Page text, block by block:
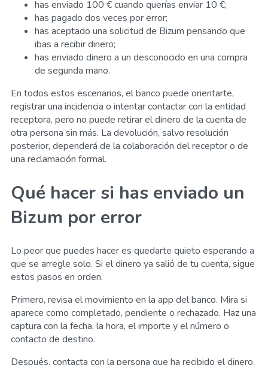
has enviado 100 € cuando querías enviar 10 €;
has pagado dos veces por error;
has aceptado una solicitud de Bizum pensando que
ibas a recibir dinero;
has enviado dinero a un desconocido en una compra
de segunda mano.
En todos estos escenarios, el banco puede orientarte,
registrar una incidencia o intentar contactar con la entidad
receptora, pero no puede retirar el dinero de la cuenta de
otra persona sin más. La devolución, salvo resolución
posterior, dependerá de la colaboración del receptor o de
una reclamación formal.
Qué hacer si has enviado un
Bizum por error
Lo peor que puedes hacer es quedarte quieto esperando a
que se arregle solo. Si el dinero ya salió de tu cuenta, sigue
estos pasos en orden.
Primero, revisa el movimiento en la app del banco. Mira si
aparece como completado, pendiente o rechazado. Haz una
captura con la fecha, la hora, el importe y el número o
contacto de destino.
Después, contacta con la persona que ha recibido el dinero.